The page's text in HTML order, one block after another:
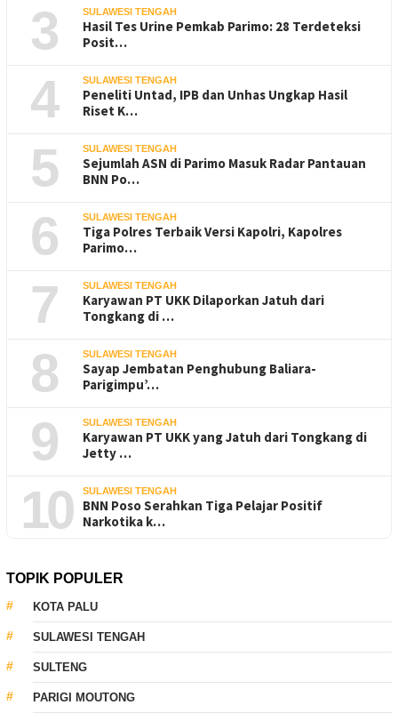
3 SULAWESI TENGAH
Hasil Tes Urine Pemkab Parimo: 28 Terdeteksi
Posit…
4 SULAWESI TENGAH
Peneliti Untad, IPB dan Unhas Ungkap Hasil
Riset K…
5 SULAWESI TENGAH
Sejumlah ASN di Parimo Masuk Radar Pantauan
BNN Po…
6 SULAWESI TENGAH
Tiga Polres Terbaik Versi Kapolri, Kapolres
Parimo…
7 SULAWESI TENGAH
Karyawan PT UKK Dilaporkan Jatuh dari
Tongkang di …
8 SULAWESI TENGAH
Sayap Jembatan Penghubung Baliara-
Parigimpu’…
9 SULAWESI TENGAH
Karyawan PT UKK yang Jatuh dari Tongkang di
Jetty …
10 SULAWESI TENGAH
BNN Poso Serahkan Tiga Pelajar Positif
Narkotika k…
TOPIK POPULER
KOTA PALU
SULAWESI TENGAH
SULTENG
PARIGI MOUTONG